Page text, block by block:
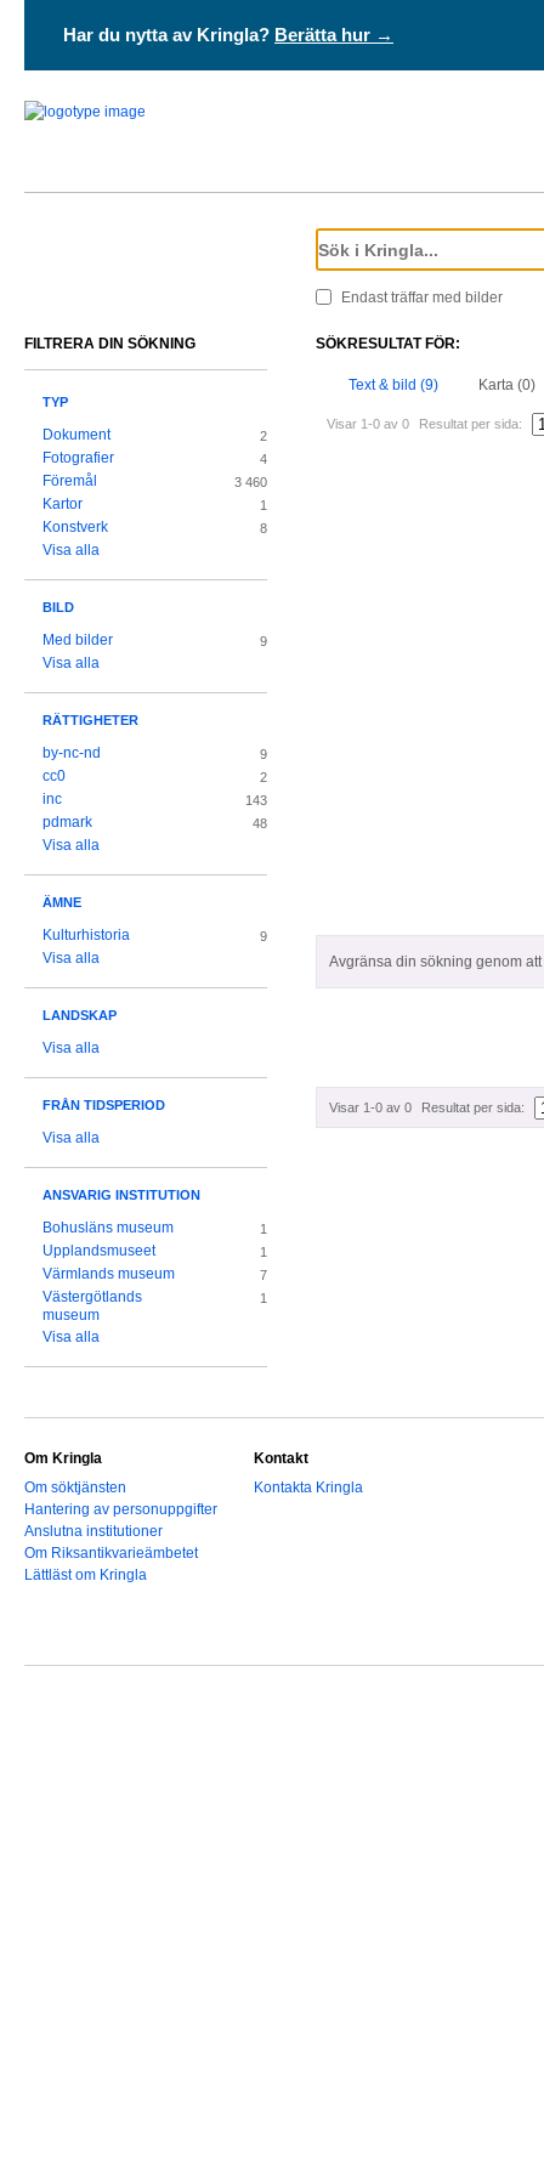
Har du nytta av Kringla? Berätta hur →
Endast träffar med bilder
SÖKRESULTAT FÖR:
Text & bild (9) Karta (0)
Visar 1-0 av 0 Resultat per sida:
Avgränsa din sökning genom
Visar 1-0 av 0 Resultat per sida:
FILTRERA DIN SÖKNING
TYP
Dokument 2
Fotografier 4
Föremål 3 460
Kartor 1
Konstverk 8
Visa alla
BILD
Med bilder 9
Visa alla
RÄTTIGHETER
by-nc-nd 9
cc0 2
inc 143
pdmark 48
Visa alla
ÄMNE
Kulturhistoria 9
Visa alla
LANDSKAP
Visa alla
FRÅN TIDSPERIOD
Visa alla
ANSVARIG INSTITUTION
Bohusläns museum 1
Upplandsmuseet 1
Värmlands museum 7
Västergötlands
museum
1
Visa alla
Om Kringla
Om söktjänsten
Hantering av personuppgifter
Anslutna institutioner
Om Riksantikvarieämbetet
Lättläst om Kringla
Kontakt
Kontakta Kringla